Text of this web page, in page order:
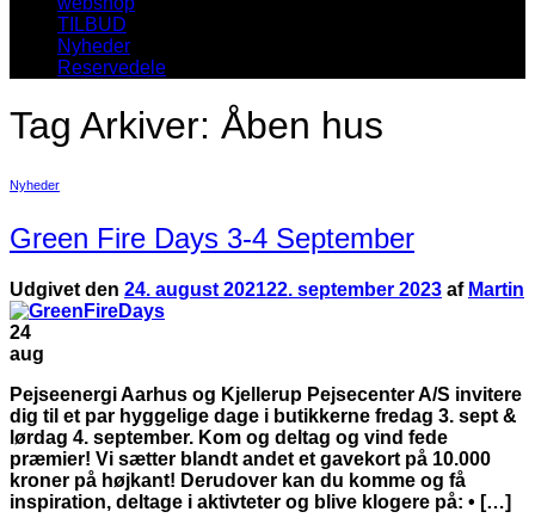
TILBUD
Nyheder
Reservedele
Tag Arkiver: Åben hus
Nyheder
Green Fire Days 3-4 September
Udgivet den 24. august 202122. september 2023 af Martin
24
aug
Pejseenergi Aarhus og Kjellerup Pejsecenter A/S invitere
dig til et par hyggelige dage i butikkerne fredag 3. sept &
lørdag 4. september. Kom og deltag og vind fede
præmier! Vi sætter blandt andet et gavekort på 10.000
kroner på højkant! Derudover kan du komme og få
inspiration, deltage i aktivteter og blive klogere på: • […]